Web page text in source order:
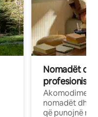
Nomadët
Akomodime
nomadët dhe
që punojnë në